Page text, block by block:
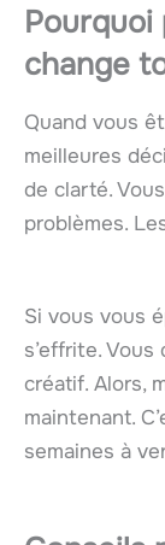
change
Quand vous
meilleures
de clarté.
problèmes.
Si vous vous
s’effrite.
créatif. Alors,
maintenant.
semaines à